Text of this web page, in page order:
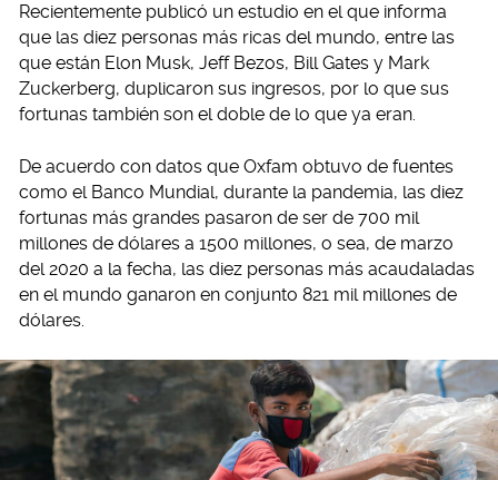
Recientemente publicó un estudio en el que informa
que las diez personas más ricas del mundo, entre las
que están Elon Musk, Jeff Bezos, Bill Gates y Mark
Zuckerberg, duplicaron sus ingresos, por lo que sus
fortunas también son el doble de lo que ya eran.
De acuerdo con datos que Oxfam obtuvo de fuentes
como el Banco Mundial, durante la pandemia, las diez
fortunas más grandes pasaron de ser de 700 mil
millones de dólares a 1500 millones, o sea, de marzo
del 2020 a la fecha, las diez personas más acaudaladas
en el mundo ganaron en conjunto 821 mil millones de
dólares.